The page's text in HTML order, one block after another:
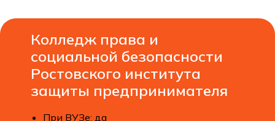
Колледж права и
социальной безопасности
Ростовского института
защиты предпринимателя
При ВУЗе: да